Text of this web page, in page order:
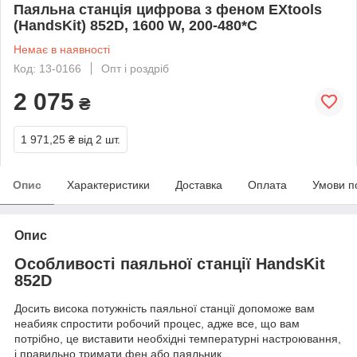
Паяльна станція цифрова з феном EXtools
(HandsKit) 852D, 1600 W, 200-480*C
Немає в наявності
Код: 13-0166
Опт і роздріб
2 075 ₴
1 971,25 ₴ від 2 шт.
Опис Характеристики Доставка Оплата Умови
Опис
Особливості паяльної станції HandsKit
852D
Досить висока потужність паяльної станції допоможе вам
неабияк спростити робочий процес, адже все, що вам
потрібно, це виставити необхідні температурні настроювання,
і правильно тримати фен або паяльник.